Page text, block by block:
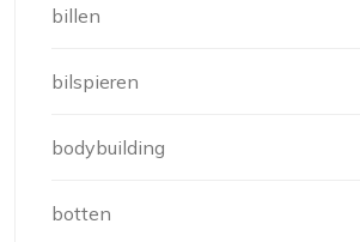
billen
bilspieren
bodybuilding
botten